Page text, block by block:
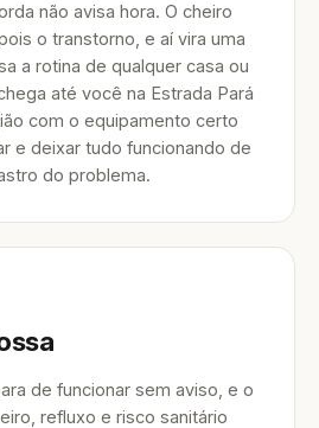
não avisa hora. O cheiro
o transtorno, e aí vira uma
a rotina de qualquer casa ou
até você na Estrada Pará
com o equipamento certo
e deixar tudo funcionando de
do problema.
de funcionar sem aviso, e o
refluxo e risco sanitário